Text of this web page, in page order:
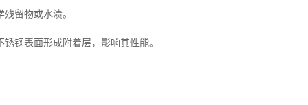
留物或水渍。
钢表面形成附着层，影响其性能。